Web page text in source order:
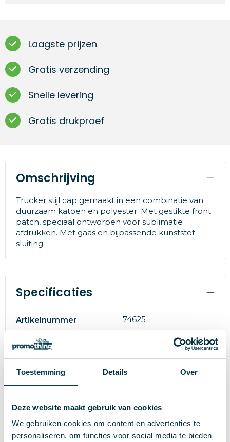
Toestemming Details Over
Deze website maakt gebruik van cookies
We gebruiken cookies om content en advertenties te
personaliseren, om functies voor social media te bieden
Laagste prijzen
Gratis verzending
Snelle levering
Gratis drukproef
Omschrijving
Trucker stijl cap gemaakt in een combinatie van
duurzaam katoen en polyester. Met gestikte front
patch, speciaal ontworpen voor sublimatie
afdrukken. Met gaas en bijpassende kunststof
sluiting.
Specificaties
Artikelnummer 74625
Merk
Gewicht 120 g
Maat
Materiaal Polyester 170T
Hoogte 70 cm